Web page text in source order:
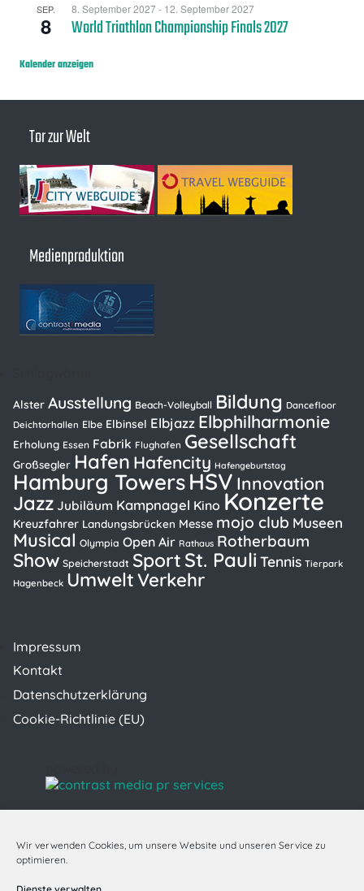
Wir verwenden Cookies, um unsere Website und unseren Service zu
optimieren.
Tor zur Welt
Medienproduktion
SEP.
8
8. September 2027- 12. September 2027
World Triathlon Championship Finals 2027
Kalender anzeigen
Impressum
Kontakt
Datenschutzerklärung
Cookie-Richtlinie (EU)
Alster Ausstellung Beach-Volleyball Bildung Dancefloor
Deichtorhallen Elbe Elbinsel Elbjazz Elbphilharmonie
Erholung Essen Fabrik Flughafen Gesellschaft
Großsegler Hafen Hafencity Hafengeburtstag
Hamburg TowersHSV Innovation
Jazz Jubiläum Kampnagel Kino Konzerte
Kreuzfahrer Landungsbrücken Messe mojo club Museen
Musical Olympia Open Air Rathaus Rotherbaum
Show Speicherstadt Sport St. Pauli Tennis Tierpark
Hagenbeck UmweltVerkehr